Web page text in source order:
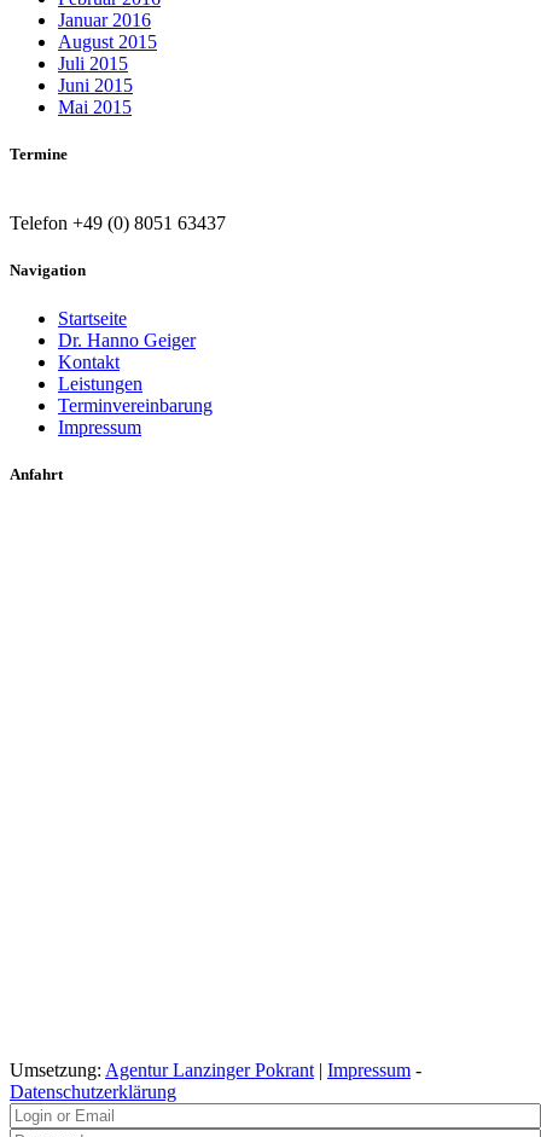
Januar 2016
August 2015
Juli 2015
Juni 2015
Mai 2015
Termine
Telefon +49 (0) 8051 63437
Navigation
Startseite
Dr. Hanno Geiger
Kontakt
Leistungen
Terminvereinbarung
Impressum
Anfahrt
Umsetzung: Agentur Lanzinger Pokrant | Impressum -
Datenschutzerklärung